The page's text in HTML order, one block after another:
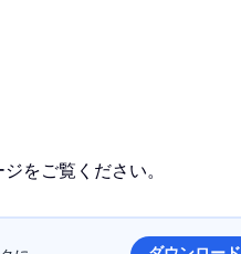
をご覧ください。